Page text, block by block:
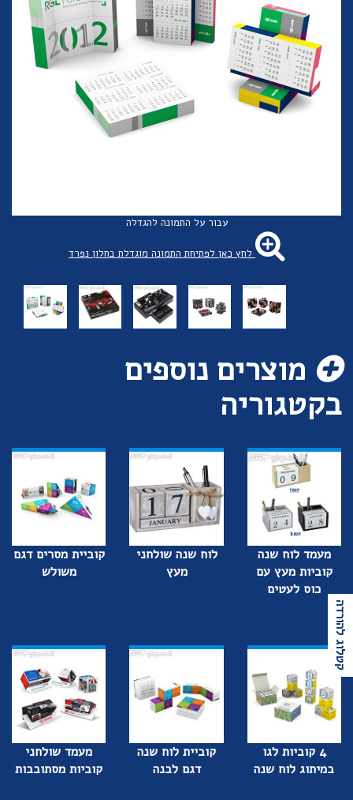
קטלוג להורדה
עבור על התמונה להגדלה
לחץ כאן לפתיחת התמונה מוגדלת בחלון נפרד
מוצרים נוספים
בקטגוריה
מעמד לוח שנה
קוביות מעץ עם
כוס לעטים
לוח שנה שולחני
מעץ
קוביית מסרים דגם
משולש
4 קוביות לגו
במיתוג לוח שנה
קוביית לוח שנה
דגם לבנה
מעמד שולחני
קוביות מסתובבות